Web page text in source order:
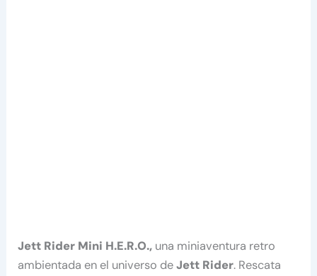
Jett Rider Mini H.E.R.O., una miniaventura retro
ambientada en el universo deJett Rider. Rescata